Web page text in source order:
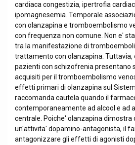
cardiaca congestizia, ipertrofia
ipomagnesemia. Temporale
con olanzapina e tromboembolismo
con frequenza non comune. Non e'
tra la manifestazione di
trattamento con olanzapina. Tuttavia,
pazienti con schizofrenia presentano
acquisiti per il tromboembolismo
effetti primari di olanzapina sul
raccomanda cautela quando il
contemporaneamente ad alcool e ad
centrale. Poiche' olanzapina dimostra
un'attivita' dopamino-antagonista, il
antagonizzare gli effetti di agonisti